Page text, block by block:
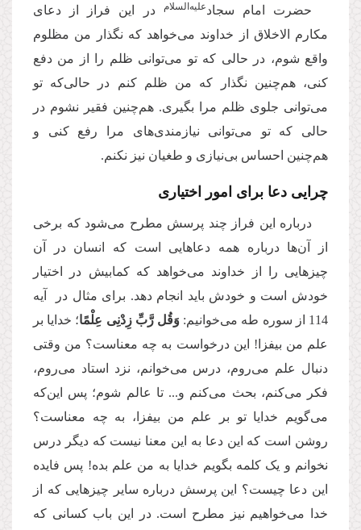
حضرت امام سجاد‌علیه‌السلام
در این فراز از دعای
مکارم الاخلاق از خداوند می‌خواهد که نگذار من مظلوم
واقع شوم، در حالی که تو می‌توانی ظلم را از من دفع
کنی، هم‌چنین نگذار که من ظلم کنم در حالی‌که تو
می‌توانی جلوی ظلم مرا بگیری. هم‌چنین فقیر نشوم در
حالی که تو می‌توانی نیازمندی‌های مرا رفع کنی و
هم‌چنین احساس بی‌نیازی و طغیان نیز نکنم.
چرایی دعا برای امور اختیاری
درباره این فراز چند پرسش مطرح می‌شود که برخی
از آن‌ها درباره همه دعاهایی است که انسان در آن
چیزهایی را از خداوند می‌خواهد که کمابیش در اختیار
خودش است و خودش باید انجام دهد. برای مثال در آیه
114 از سوره طه می‌خوانیم:
وَقُل رَّبِّ زِدْنِی عِلْمًا؛ خدایا بر
علم من بیفزا! این درخواست به چه معناست؟ من وقتی
دنبال علم می‌روم، درس می‌خوانم، نزد استاد می‌روم،
فکر می‌کنم، بحث می‌کنم و... تا عالم شوم؛ پس این‌که
می‌گویم خدایا تو بر علم من بیفزا، به چه معناست؟
روشن است که این دعا به این معنا نیست که دیگر درس
نخوانم و یک کلمه بگویم خدایا به من علم بده! پس فایده
این دعا چیست؟ این پرسش درباره سایر چیزهایی که از
خدا می‌خواهیم نیز مطرح است. در این باب کسانی که